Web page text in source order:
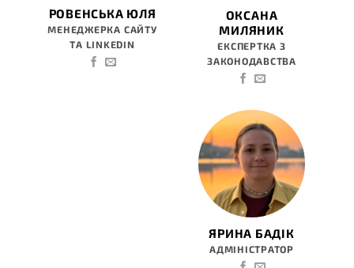
РОВЕНСЬКА ЮЛЯ
МЕНЕДЖЕРКА САЙТУ
ТА LINKEDIN
ОКСАНА
МИЛЯНИК
ЕКСПЕРТКА З
ЗАКОНОДАВСТВА
ЯРИНА БАДІК
АДМІНІСТРАТОР